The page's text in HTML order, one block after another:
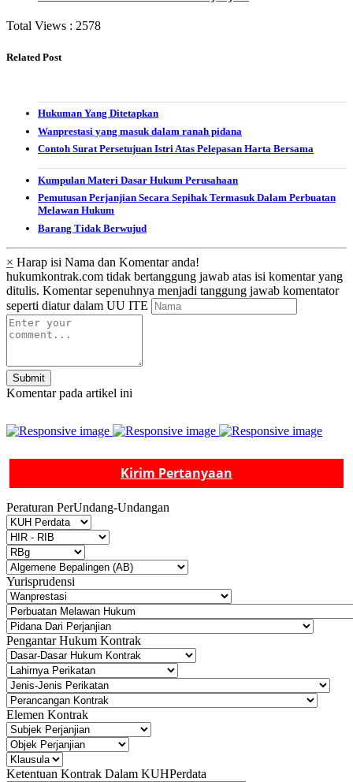
Total Views : 2578
Related Post
Hukuman Yang Ditetapkan
Wanprestasi yang masuk dalam ranah pidana
Contoh Surat Persetujuan Istri Atas Pelepasan Harta Bersama
Kumpulan Materi Dasar Hukum Perusahaan
Pemutusan Perjanjian Secara Sepihak Termasuk Dalam Perbuatan
Melawan Hukum
Barang Tidak Berwujud
× Harap isi Nama dan Komentar anda!
hukumkontrak.com tidak bertanggung jawab atas isi komentar yang
ditulis. Komentar sepenuhnya menjadi tanggung jawab komentator
seperti diatur dalam UU ITE
Submit
Komentar pada artikel ini
Kirim Pertanyaan
Peraturan PerUndang-Undangan
Yurisprudensi
Pengantar Hukum Kontrak
Elemen Kontrak
Ketentuan Kontrak Dalam KUHPerdata